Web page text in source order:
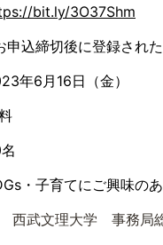
bit.ly/3O37Shm
登録されたメール
年6月16日（金）
子育てにご興味の
西武文理大学 事務局